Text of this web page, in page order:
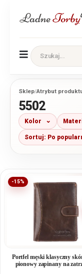
Sklep/Atrybut
5502
Kolor
Sortuj: Po
-15%
Portfel męski klasyczny
pionowy zapinany na